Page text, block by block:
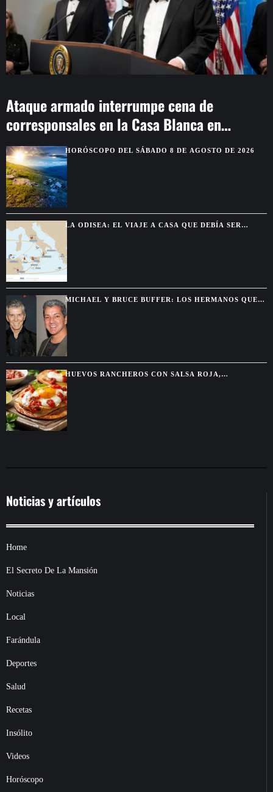
Ataque armado interrumpe cena de
corresponsales en la Casa Blanca en
WashingtonHORÓSCOPO DEL SÁBADO 8 DE AGOSTO DE 2026
LA ODISEA: EL VIAJE A CASA QUE DEBÍA SER
MICHAEL Y BRUCE BUFFER: LOS HERMANOS QUE
SE DESCUBRIERON GRACIAS A UNA PELEA POR
TELEVISIÓN
HUEVOS RANCHEROS CON SALSA ROJA,
TORTILLAS DORADAS Y SABOR DE DESAYUNO
MEXICANO
Noticias y artículos
Home
El Secreto De La Mansión
Noticias
Local
Farándula
Deportes
Salud
Recetas
Insólito
Videos
Horóscopo